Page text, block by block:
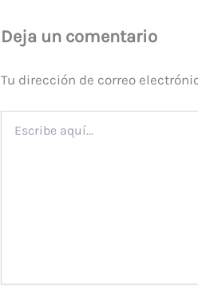
Deja un comentario
Tu dirección de correo
aquí...